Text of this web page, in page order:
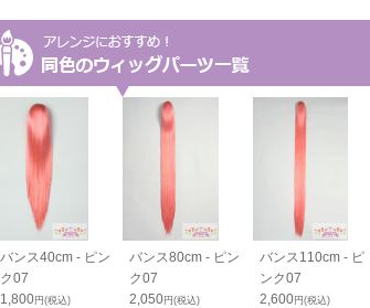
バンス40cm - ピン
ク07
1,800円(税込)
バンス80cm - ピン
ク07
2,050円(税込)
バンス110cm - ピ
ンク07
2,600円(税込)